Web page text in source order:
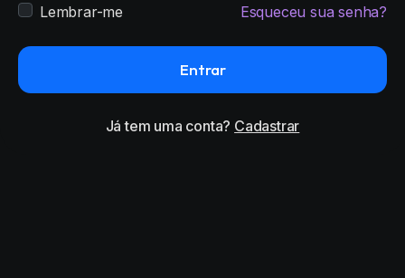
Lembrar-me Esqueceu sua senha?
Entrar
Já tem uma conta? Cadastrar